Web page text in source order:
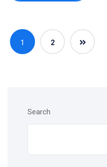
1 2
Search